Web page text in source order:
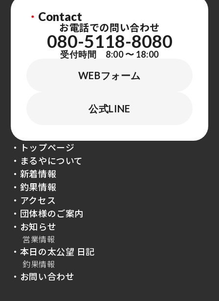
・ Contact
お電話での問い合わせ
080-5118-8080
受付時間 8:00 〜 18:00
WEBフォーム
公式LINE
・トップページ
・まるやについて
・新着情報
・釣果情報
・アクセス
・団体様のご案内
・お知らせ
営業情報
・本日の太公望 日記
釣果情報
・お問い合わせ